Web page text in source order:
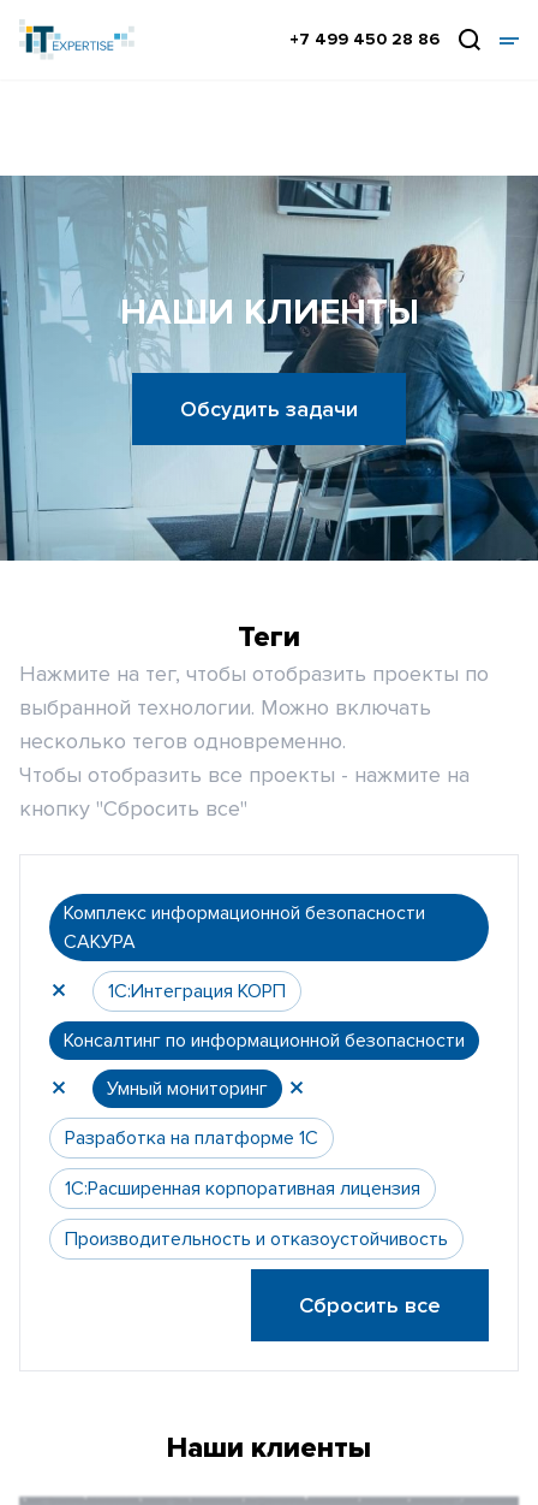
+7 499 450 28 86
НАШИ КЛИЕНТЫ
Обсудить задачи
Теги
Нажмите на тег, чтобы отобразить проекты по
выбранной технологии. Можно включать
несколько тегов одновременно.
Чтобы отобразить все проекты - нажмите на
кнопку "Сбросить все"
Комплекс информационной безопасности
САКУРА
1С:Интеграция КОРП
Консалтинг по информационной безопасности
Умный мониторинг
Разработка на платформе 1С
1С:Расширенная корпоративная лицензия
Производительность и отказоустойчивость
Сбросить все
Наши клиенты